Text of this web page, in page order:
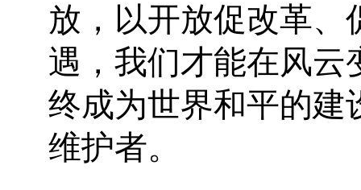
放，以开放促改革、
遇，我们才能在风云
终成为世界和平的建
维护者。